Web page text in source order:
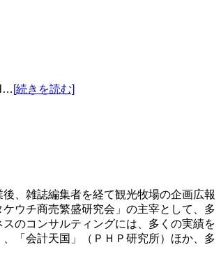
[続きを読む]
、雑誌編集者を経て観光牧場の企画広報
ウチ商売繁盛研究会」の主宰として、多
のコンサルティングには、多くの実績を
「会計天国」（ＰＨＰ研究所）ほか、多